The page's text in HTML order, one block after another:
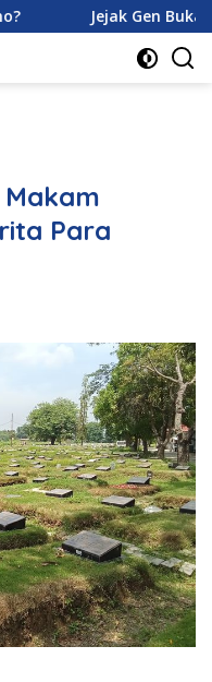
Jejak Gen Buka
Para